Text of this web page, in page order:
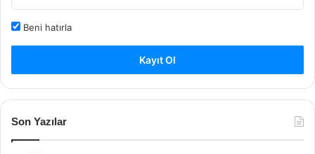
Beni hatırla
Kayıt Ol
Son Yazılar